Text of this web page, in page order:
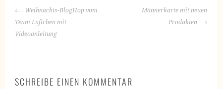
BEITRAGS-
NAVIGATION
Weihnachts-BlogHop vom
Team Lüftchen mit
Videoanleitung
Männerkarte mit neuen
Produkten
SCHREIBE EINEN KOMMENTAR